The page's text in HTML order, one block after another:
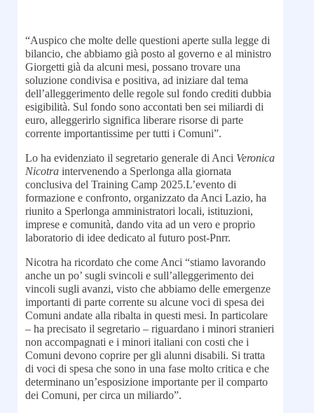
“Auspico che molte delle questioni aperte sulla legge di
bilancio, che abbiamo già posto al governo e al ministro
Giorgetti già da alcuni mesi, possano trovare una
soluzione condivisa e positiva, ad iniziare dal tema
dell’alleggerimento delle regole sul fondo crediti dubbia
esigibilità. Sul fondo sono accontati ben sei miliardi di
euro, alleggerirlo significa liberare risorse di parte
corrente importantissime per tutti i Comuni”.
Lo ha evidenziato il segretario generale di Anci Veronica
Nicotra intervenendo a Sperlonga alla giornata
conclusiva del Training Camp 2025.L’evento di
formazione e confronto, organizzato da Anci Lazio, ha
riunito a Sperlonga amministratori locali, istituzioni,
imprese e comunità, dando vita ad un vero e proprio
laboratorio di idee dedicato al futuro post-Pnrr.
Nicotra ha ricordato che come Anci “stiamo lavorando
anche un po’ sugli svincoli e sull’alleggerimento dei
vincoli sugli avanzi, visto che abbiamo delle emergenze
importanti di parte corrente su alcune voci di spesa dei
Comuni andate alla ribalta in questi mesi. In particolare
– ha precisato il segretario – riguardano i minori stranieri
non accompagnati e i minori italiani con costi che i
Comuni devono coprire per gli alunni disabili. Si tratta
di voci di spesa che sono in una fase molto critica e che
determinano un’esposizione importante per il comparto
dei Comuni, per circa un miliardo”.